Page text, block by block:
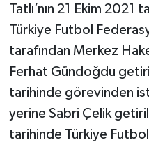
Tatlı’nın 21 Ekim 2021
Türkiye Futbol
tarafından Merkez
Ferhat Gündoğdu
tarihinde görevinden
yerine Sabri Çelik
tarihinde Türkiye